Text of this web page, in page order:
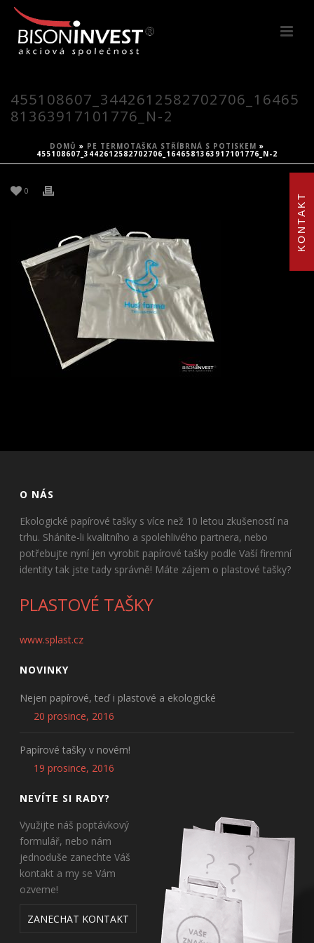
KONTAKT
455108607_3442612582702706_16465
81363917101776_N-2
DOMŮ » PE TERMOTAŠKA STŘÍBRNÁ S POTISKEM »
455108607_3442612582702706_1646581363917101776_N-2
0
O NÁS
Ekologické papírové tašky s více než 10 letou zkušeností na
trhu. Sháníte-li kvalitního a spolehlivého partnera, nebo
potřebujte nyní jen vyrobit papírové tašky podle Vaší firemní
identity tak jste tady správně! Máte zájem o plastové tašky?
PLASTOVÉ TAŠKY
www.splast.cz
NOVINKY
Nejen papírové, teď i plastové a ekologické
20 prosince, 2016
Papírové tašky v novém!
19 prosince, 2016
NEVÍTE SI RADY?
Využijte náš poptávkový
formulář, nebo nám
jednoduše zanechte Váš
kontakt a my se Vám
ozveme!
ZANECHAT KONTAKT